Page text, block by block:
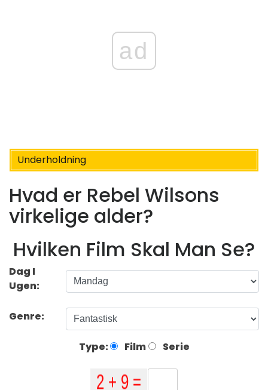
ad
Underholdning
Hvad er Rebel Wilsons
virkelige alder?
Hvilken Film Skal Man Se?
Dag I
Ugen:
Genre:
Type: Film Serie